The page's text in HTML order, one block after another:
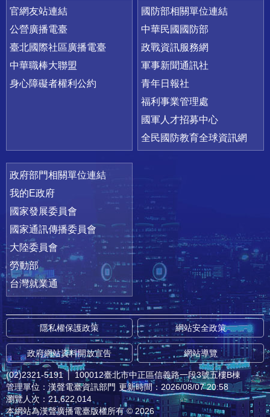
官網友站連結
公營廣播電臺
臺北國際社區廣播電臺
中華職棒大聯盟
身心障礙者權利公約
國防部相關單位連結
中華民國國防部
政戰資訊服務網
軍事新聞通訊社
青年日報社
福利事業管理處
國軍人才招募中心
全民國防教育全球資訊網
政府部門相關單位連結
我的E政府
國家發展委員會
國家通訊傳播委員會
大陸委員會
勞動部
台灣就業通
隱私權保護政策 網站安全政策
政府網站資料開放宣告 網站導覽
(02)2321-5191 │ 100012臺北市中正區信義路一段3號五樓B棟
管理單位：漢聲電臺資訊部門 更新時間：2026/08/07 20:58
瀏覽人次：21,622,014
本網站為漢聲廣播電臺版權所有 © 2026